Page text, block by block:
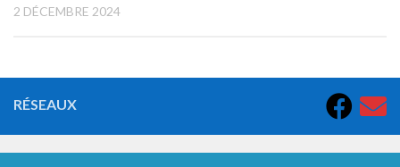
2 DÉCEMBRE 2024
RÉSEAUX